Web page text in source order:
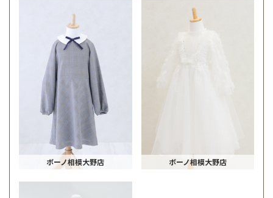
ボーノ相模大野店 ボーノ相模大野店